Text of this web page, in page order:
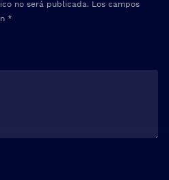
no será publicada. Los campos
*